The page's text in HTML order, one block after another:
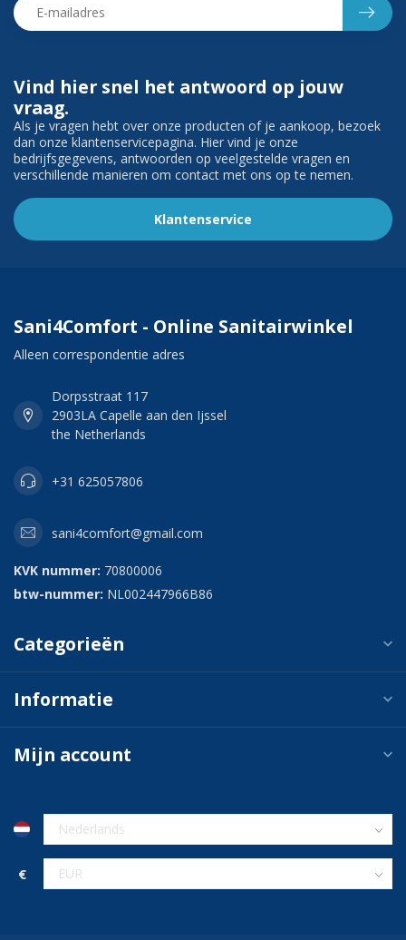
Vind hier snel het antwoord op jouw
vraag.
Als je vragen hebt over onze producten of je aankoop, bezoek
dan onze klantenservicepagina. Hier vind je onze
bedrijfsgegevens, antwoorden op veelgestelde vragen en
verschillende manieren om contact met ons op te nemen.
Klantenservice
Sani4Comfort - Online Sanitairwinkel
Alleen correspondentie adres
Dorpsstraat 117
2903LA Capelle aan den Ijssel
the Netherlands
+31 625057806
sani4comfort@gmail.com
KVK nummer: 70800006
btw-nummer: NL002447966B86
Categorieën
Informatie
Mijn account
€